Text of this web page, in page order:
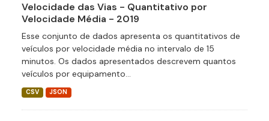
Velocidade das Vias - Quantitativo por
Velocidade Média - 2019
Esse conjunto de dados apresenta os quantitativos de
veículos por velocidade média no intervalo de 15
minutos. Os dados apresentados descrevem quantos
veículos por equipamento...
CSV JSON